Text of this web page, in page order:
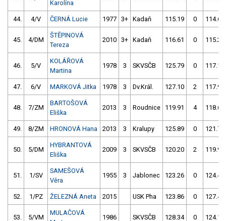
Karolína
44. 4/V ČERNÁ Lucie 1977 3+ Kadaň 115.19 0 114.64
45. 4/DM
ŠTĚPINOVÁ
Tereza
2010 3+ Kadaň 116.61 0 115.20
46. 5/V
KOLÁŘOVÁ
Martina
1978 3 SKVSČB 125.79 0 117.14
47. 6/V MARKOVÁ Jitka 1978 3 Dv.Král. 127.10 2 117.97
48. 7/ZM
BARTOŠOVÁ
Eliška
2013 3 Roudnice 119.91 4 118.67
49. 8/ZM HRONOVÁ Hana 2013 3 Kralupy 125.89 0 121.75
50. 5/DM
HYBRANTOVÁ
Eliška
2009 3 SKVSČB 120.20 2 119.95
51. 1/SV
SAMEŠOVÁ
Věra
1955 3 Jablonec 123.26 0 124.40
52. 1/PZ ŽELEZNÁ Aneta 2015 USK Pha 123.86 0 127.40
53. 5/VM
MULAČOVÁ
1986 SKVSČB 128.34 0 124.14